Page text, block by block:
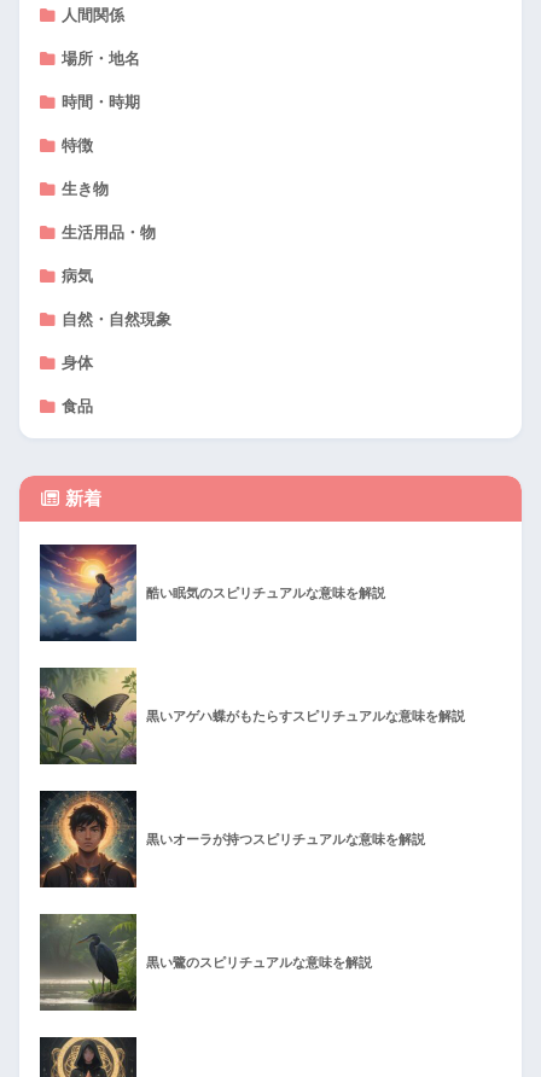
人間関係
場所・地名
時間・時期
特徴
生き物
生活用品・物
病気
自然・自然現象
身体
食品
新着
酷い眠気のスピリチュアルな意味を解説
黒いアゲハ蝶がもたらすスピリチュアルな意味を解説
黒いオーラが持つスピリチュアルな意味を解説
黒い鷺のスピリチュアルな意味を解説